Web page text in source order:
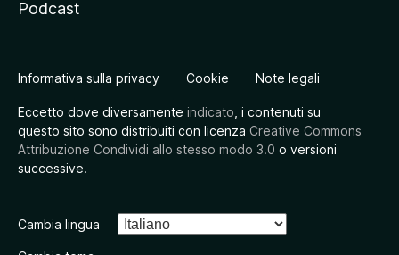
Podcast
Informativa sulla privacy Cookie Note legali
Eccetto dove diversamente indicato , i contenuti su
questo sito sono distribuiti con licenza Creative Commons
Attribuzione Condividi allo stesso modo 3.0 o versioni
successive.
Cambia lingua